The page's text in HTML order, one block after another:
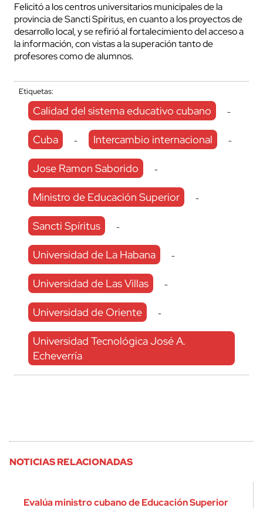
Felicitó a los centros universitarios municipales de la
provincia de Sancti Spíritus, en cuanto a los proyectos de
desarrollo local, y se refirió al fortalecimiento del acceso a
la información, con vistas a la superación tanto de
profesores como de alumnos.
Etiquetas:
Calidad del sistema educativo cubano -
Cuba - Intercambio internacional -
Jose Ramon Saborido -
Ministro de Educación Superior -
Sancti Spíritus -
Universidad de La Habana -
Universidad de Las Villas -
Universidad de Oriente -
Universidad Tecnológica José A.
Echeverría
NOTICIAS RELACIONADAS
Evalúa ministro cubano de Educación Superior